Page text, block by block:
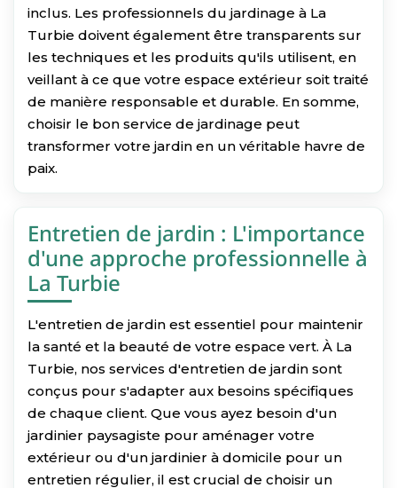
inclus. Les professionnels du jardinage à La
Turbie doivent également être transparents sur
les techniques et les produits qu'ils utilisent, en
veillant à ce que votre espace extérieur soit traité
de manière responsable et durable. En somme,
choisir le bon service de jardinage peut
transformer votre jardin en un véritable havre de
paix.
Entretien de jardin : L'importance
d'une approche professionnelle à
La Turbie
L'entretien de jardin est essentiel pour maintenir
la santé et la beauté de votre espace vert. À La
Turbie, nos services d'entretien de jardin sont
conçus pour s'adapter aux besoins spécifiques
de chaque client. Que vous ayez besoin d'un
jardinier paysagiste pour aménager votre
extérieur ou d'un jardinier à domicile pour un
entretien régulier, il est crucial de choisir un